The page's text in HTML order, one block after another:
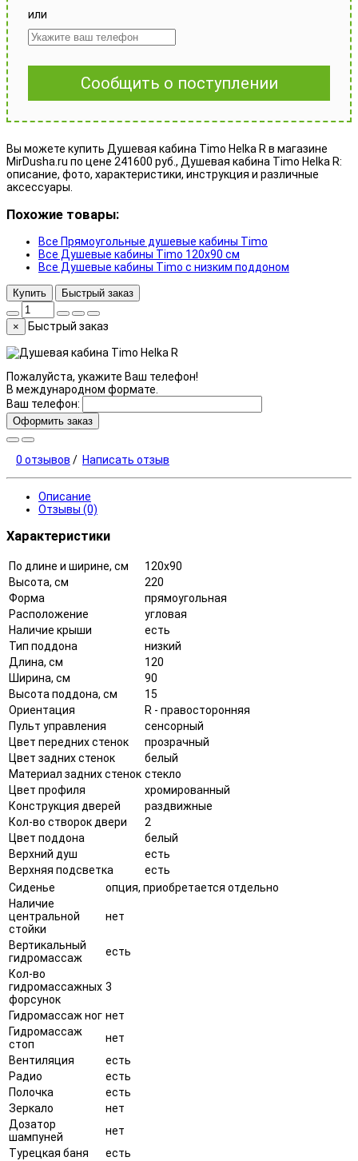
или
Сообщить о поступлении
Вы можете купить Душевая кабина Timo Helka R в магазине
MirDusha.ru по цене 241600 руб., Душевая кабина Timo Helka R:
описание, фото, характеристики, инструкция и различные
аксессуары.
Похожие товары:
Все Прямоугольные душевые кабины Timo
Все Душевые кабины Timo 120x90 см
Все Душевые кабины Timo с низким поддоном
Купить Быстрый заказ
× Быстрый заказ
Пожалуйста, укажите Ваш телефон!
В международном формате.
Ваш телефон:
Оформить заказ
0 отзывов / Написать отзыв
Описание
Отзывы (0)
Характеристики
По длине и ширине, см
120x90
Высота, см
220
Форма
прямоугольная
Расположение
угловая
Наличие крыши
есть
Тип поддона
низкий
Длина, см
120
Ширина, см
90
Высота поддона, см
15
Ориентация
R - правосторонняя
Пульт управления
сенсорный
Цвет передних стенок
прозрачный
Цвет задних стенок
белый
Материал задних стенок стекло
Цвет профиля
хромированный
Конструкция дверей
раздвижные
Кол-во створок двери
2
Цвет поддона
белый
Верхний душ
есть
Верхняя подсветка
есть
Сиденье
опция, приобретается отдельно
Наличие
центральной
стойки
нет
Вертикальный
гидромассаж
есть
Кол-во
гидромассажных
форсунок
3
Гидромассаж ног нет
Гидромассаж
стоп
нет
Вентиляция
есть
Радио
есть
Полочка
есть
Зеркало
нет
Дозатор
шампуней
нет
Турецкая баня
есть